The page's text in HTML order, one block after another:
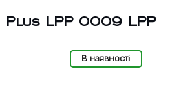
Plus LPP 0009 LPP
В наявності